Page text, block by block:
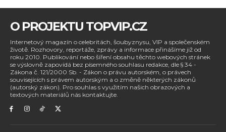
O PROJEKTU TOPVIP.CZ
Internetový magazín o celebritách, šoubyznysu, VIP a společenském
životě. Rozhovory, reportáže, zprávy a informace přinášíme již od
roku 2010. Publikování nebo šíření obsahu těchto webových stránek
se výslovně zapovídá bez písemného souhlasu redakce, dle § 34 -
Zákona č. 121/2000 Sb. - Zákon o právu autorském, o právech
souvisejících s právem autorským a o změně některých zákonů
(autorský zákon). Pro souhlas s využitím našich obrazových a
textových materiálů nás kontaktujte.